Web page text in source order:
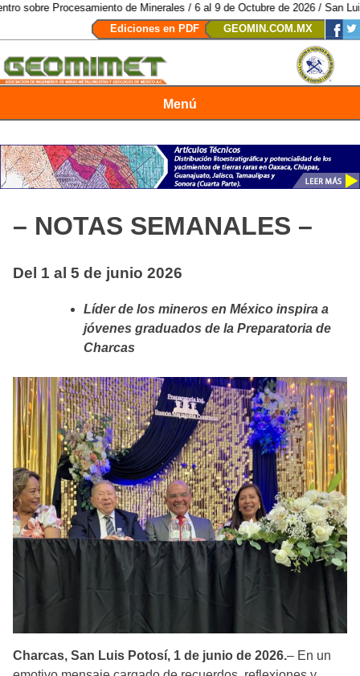
de Minerales / 6 al 9 de Octubre de 2026 / San Luis Potosí, SLP /
Ediciones en PDF
GEOMIN.COM.MX
Menú
– NOTAS SEMANALES –
Del 1 al 5 de junio 2026
Líder de los mineros en México inspira a
jóvenes graduados de la Preparatoria de
Charcas
Charcas, San Luis Potosí, 1 de junio de 2026.– En un